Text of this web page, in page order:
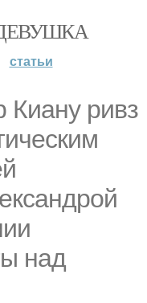
статьи
Киану ривз
над